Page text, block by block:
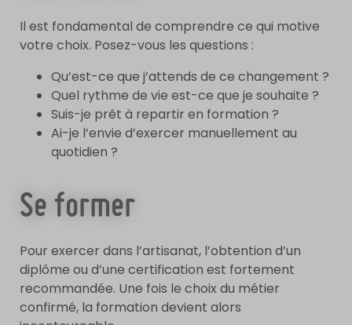
Il est fondamental de comprendre ce qui motive
votre choix. Posez-vous les questions :
Qu’est-ce que j’attends de ce changement ?
Quel rythme de vie est-ce que je souhaite ?
Suis-je prêt à repartir en formation ?
Ai-je l’envie d’exercer manuellement au
quotidien ?
Se former
Pour exercer dans l’artisanat, l’obtention d’un
diplôme ou d’une certification est fortement
recommandée. Une fois le choix du métier
confirmé, la formation devient alors